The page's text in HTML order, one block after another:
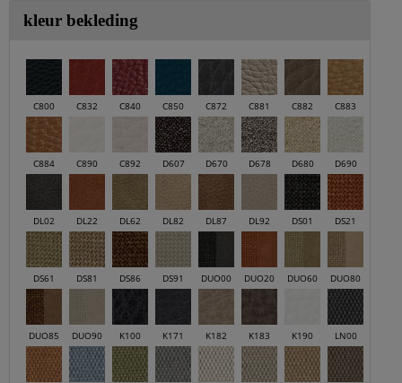
kleur bekleding
C800 C832 C840 C850 C872 C881 C882 C883
C884 C890 C892 D607 D670 D678 D680 D690
DL02 DL22 DL62 DL82 DL87 DL92 DS01 DS21
DS61 DS81 DS86 DS91 DUO00 DUO20 DUO60 DUO80
DUO85 DUO90 K100 K171 K182 K183 K190 LN00